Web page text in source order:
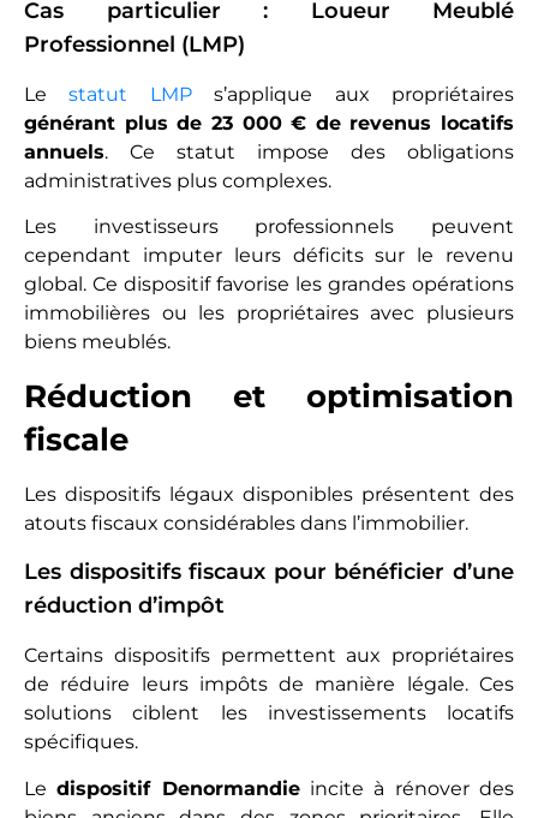
Cas particulier : Loueur Meublé
Professionnel (LMP)
Lestatut LMPs’applique aux propriétaires
générant plus de 23 000 € de revenus locatifs
annuels. Ce statut impose des obligations
administratives plus complexes.
Les investisseurs professionnels peuvent
cependant imputer leurs déficits sur le revenu
global. Ce dispositif favorise les grandes opérations
immobilières ou les propriétaires avec plusieurs
biens meublés.
Réduction et optimisation
fiscale
Les dispositifs légaux disponibles présentent des
atouts fiscaux considérables dans l’immobilier.
Les dispositifs fiscaux pour bénéficier d’une
réduction d’impôt
Certains dispositifs permettent aux propriétaires
de réduire leurs impôts de manière légale. Ces
solutions ciblent les investissements locatifs
spécifiques.
Ledispositif Denormandieincite à rénover des